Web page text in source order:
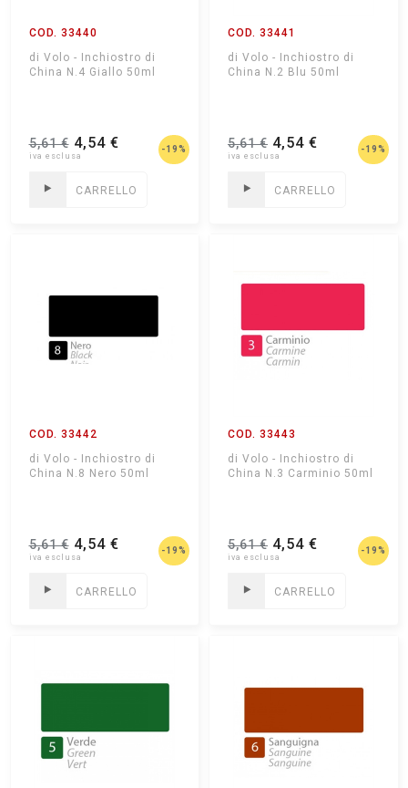
COD. 33440
di Volo - Inchiostro di
China N.4 Giallo 50ml
5,61 €4,54 € -19%
CARRELLO
COD. 33441
di Volo - Inchiostro di
China N.2 Blu 50ml
5,61 € 4,54 € -19%
CARRELLO
COD. 33442
di Volo - Inchiostro di
China N.8 Nero 50ml
5,61 €4,54 € -19%
CARRELLO
COD. 33443
di Volo - Inchiostro di
China N.3 Carminio 50ml
5,61 € 4,54 € -19%
CARRELLO